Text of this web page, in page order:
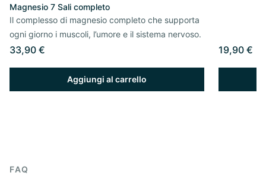
Magnesio 7 Sali completo
Il complesso di magnesio completo che supporta
ogni giorno i muscoli, l’umore e il sistema nervoso.
33,90 €
Aggiungi al carrello
19,90 €
FAQ